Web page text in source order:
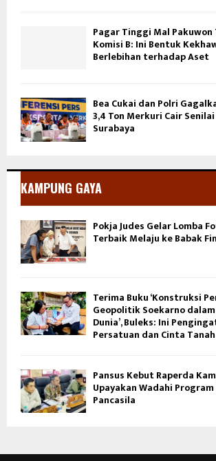
Pagar Tinggi Mal
Komisi B: Ini Bentuk
Berlebihan terhadap Aset
Bea Cukai dan Polri
3,4 Ton Merkuri Cair Senilai
Surabaya
KAMPUNG GAYA
Pokja Judes Gelar Lomba
Terbaik Melaju ke Babak
Terima Buku ‘Konstruksi
Geopolitik Soekarno
Dunia’, Buleks: Ini
Persatuan dan Cinta
Pansus Kebut Raperda
Upayakan Wadahi
Pancasila